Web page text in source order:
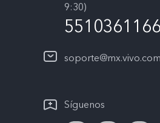
9:30)
5510361166
soporte@mx.vivo.com
Síguenos